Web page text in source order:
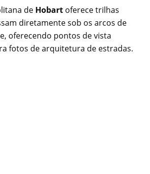
de Hobart oferece trilhas
diretamente sob os arcos de
oferecendo pontos de vista
fotos de arquitetura de estradas.